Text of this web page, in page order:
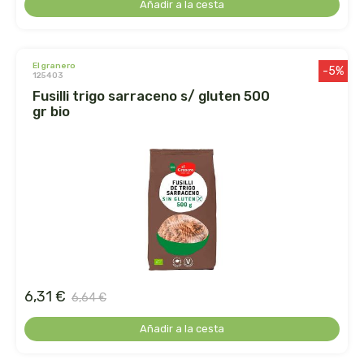
Añadir a la cesta
el granero
125403
fusilli trigo sarraceno s/ gluten 500
gr bio
-5%
6,31 € 6,64 €
Añadir a la cesta
ihrlich
ineldea
irisana